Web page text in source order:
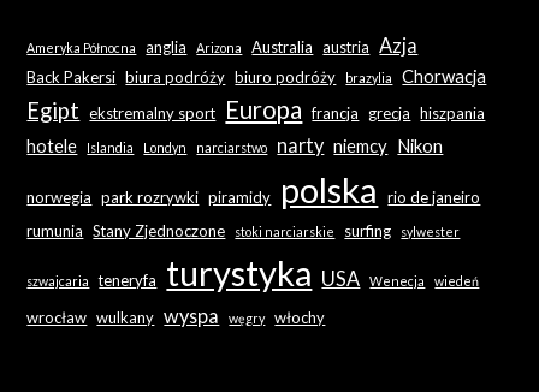
Ameryka Północna anglia Arizona Australia austria Azja
Back Pakersi biura podróży biuro podróży brazylia Chorwacja
Egipt ekstremalny sport Europa francja grecja hiszpania
hotele Islandia Londyn narciarstwo narty niemcy Nikon
norwegia park rozrywki piramidy polska
rio de janeiro
rumunia Stany Zjednoczone stoki narciarskie surfing sylwester
szwajcaria teneryfa turystyka USA Wenecja wiedeń
wrocław wulkany wyspa węgry włochy